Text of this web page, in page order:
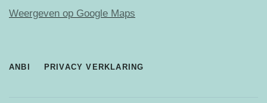
Weergeven op Google Maps
ANBI PRIVACY VERKLARING